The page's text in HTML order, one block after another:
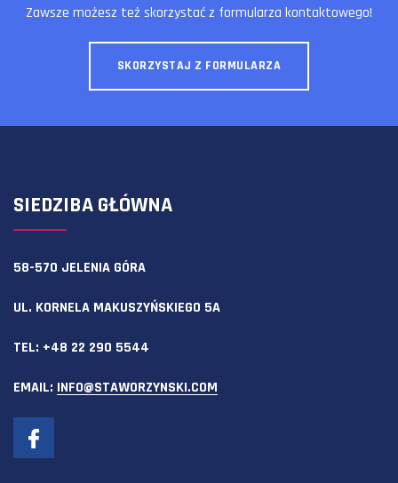
Zawsze możesz też skorzystać z formularza kontaktowego!
SKORZYSTAJ Z FORMULARZA
SIEDZIBA GŁÓWNA
58-570 JELENIA GÓRA
UL. KORNELA MAKUSZYŃSKIEGO 5A
TEL: +48 22 290 5544
EMAIL: INFO@STAWORZYNSKI.COM